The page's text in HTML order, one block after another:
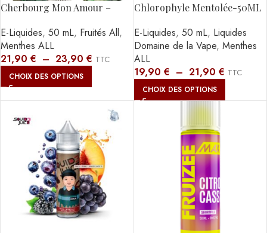
Cherbourg Mon Amour –
E-Liquides, 50 mL, Fruités All,
Menthes ALL
21,90 € – 23,90 € TTC
CHOIX DES OPTIONS
Chlorophyle Mentolée-50ML
E-Liquides, 50 mL, Liquides
Domaine de la Vape, Menthes
ALL
19,90 € – 21,90 € TTC
CHOIX DES OPTIONS